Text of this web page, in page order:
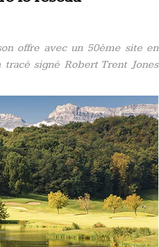
offre avec un 50ème site en
signé Robert Trent Jones